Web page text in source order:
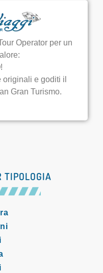
Operator per un
e goditi il
Gran Turismo.
TIPOLOGIA